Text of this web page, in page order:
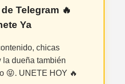
Telegram 🔥
Ya
chicas
la dueña también
😝. UNETE HOY 🔥